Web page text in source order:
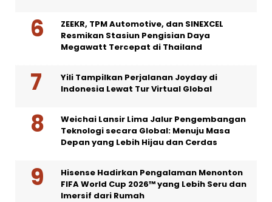
ZEEKR, TPM Automotive, dan SINEXCEL
Resmikan Stasiun Pengisian Daya
Megawatt Tercepat di Thailand
Yili Tampilkan Perjalanan Joyday di
Indonesia Lewat Tur Virtual Global
Weichai Lansir Lima Jalur Pengembangan
Teknologi secara Global: Menuju Masa
Depan yang Lebih Hijau dan Cerdas
Hisense Hadirkan Pengalaman Menonton
FIFA World Cup 2026™ yang Lebih Seru dan
Imersif dari Rumah